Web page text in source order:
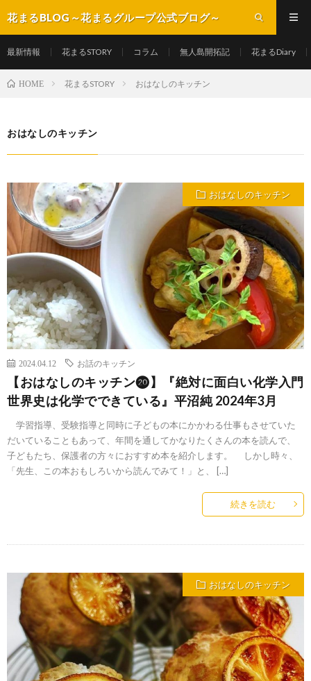
花まるBLOG～花まるグループ公式ブログ～
最新情報 花まるSTORY コラム 無人島開拓記 花まるDiary
HOME 花まるSTORY おはなしのキッチン
おはなしのキッチン
おはなしのキッチン
2024.04.12 お話のキッチン
【おはなしのキッチン⓴】『絶対に面白い化学入門
世界史は化学でできている』平沼純 2024年3月
学習指導、受験指導と同時に子どもの本にかかわる仕事もさせていた
だいていることもあって、年間を通してかなりたくさんの本を読んで、
子どもたち、保護者の方々におすすめ本を紹介します。 しかし時々、
「先生、この本おもしろいから読んでみて！」と、 […]
続きを読む
おはなしのキッチン